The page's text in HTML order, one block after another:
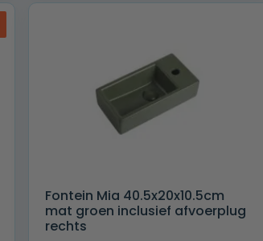
Fontein Mia 40.5x20x10.5cm
mat groen inclusief afvoerplug
rechts